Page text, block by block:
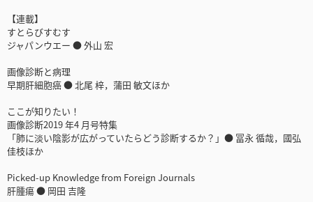
【連載】
すとらびすむす
ジャパンウエー ● 外山 宏
画像診断と病理
早期肝細胞癌 ● 北尾 梓，蒲田 敏文ほか
ここが知りたい！
画像診断2019 年4 月号特集
「肺に淡い陰影が広がっていたらどう診断するか？」● 冨永 循哉，國弘
佳枝ほか
Picked-up Knowledge from Foreign Journals
肝腫瘍 ● 岡田 吉隆